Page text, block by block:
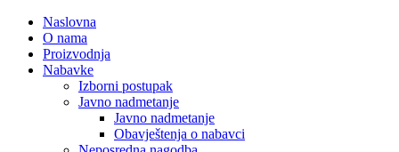
Naslovna
O nama
Proizvodnja
Nabavke
Izborni postupak
Javno nadmetanje
Javno nadmetanje
Obavještenja o nabavci